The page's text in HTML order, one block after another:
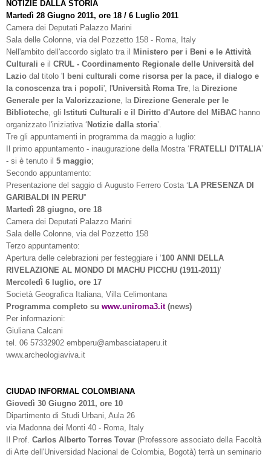
NOTIZIE DALLA STORIA
Martedì 28 Giugno 2011, ore 18 / 6 Luglio 2011
Camera dei Deputati Palazzo Marini
Sala delle Colonne, via del Pozzetto 158 - Roma, Italy
Nell'ambito dell'accordo siglato tra il
Ministero per i Beni e le Attività
Culturali e il CRUL - Coordinamento Regionale delle Università del
Lazio dal titolo ' I beni culturali come risorsa per la pace, il dialogo e
la conoscenza tra i popoli', l'Università Roma Tre , la Direzione
Generale per la Valorizzazione , la Direzione Generale per le
Biblioteche , gli Istituti Culturali e il Diritto d'Autore del MiBAC hanno
organizzato l'iniziativa ‘ Notizie dalla storia’.
Tre gli appuntamenti in programma da maggio a luglio:
Il primo appuntamento - inaugurazione della Mostra ‘ FRATELLI D'ITALIA’
- si è tenuto il 5 maggio;
Secondo appuntamento:
Presentazione del saggio di Augusto Ferrero Costa ‘ LA PRESENZA DI
GARIBALDI IN PERU''
Martedì 28 giugno, ore 18
Camera dei Deputati Palazzo Marini
Sala delle Colonne, via del Pozzetto 158
Terzo appuntamento:
Apertura delle celebrazioni per festeggiare i ‘100 ANNI DELLA
RIVELAZIONE AL MONDO DI MACHU PICCHU (1911-2011)’
Mercoledì 6 luglio, ore 17
Società Geografica Italiana, Villa Celimontana
Programma completo su www.uniroma3.it(news)
Per informazioni:
Giuliana Calcani
tel. 06 57332902 embperu@ambasciataperu.it
www.archeologiaviva.it
CIUDAD INFORMAL COLOMBIANA
Giovedì 30 Giugno 2011, ore 10
Dipartimento di Studi Urbani, Aula 26
via Madonna dei Monti 40 - Roma, Italy
Il Prof. Carlos Alberto Torres Tovar (Professore associato della Facoltà
di Arte dell'Universidad Nacional de Colombia, Bogotà) terrà un seminario